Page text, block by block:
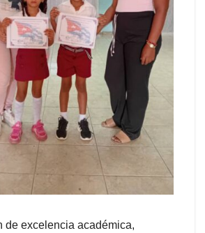
de excelencia académica,